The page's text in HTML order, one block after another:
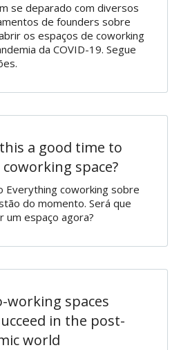
se deparado com diversos
de founders sobre
os espaços de coworking
da COVID-19. Segue
a good time to
space?
Everything coworking sobre
do momento. Será que
um espaço agora?
working spaces
in the post-
world